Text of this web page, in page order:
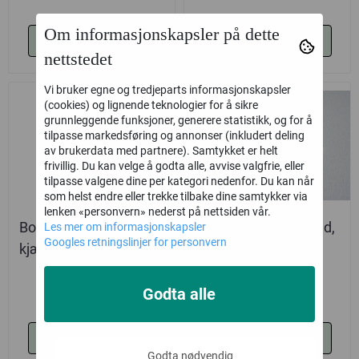
Kjøp Kjøp
Bordkort | I dag feirer vi
kjærligheten | 6,4x13 ...
Bordkort holder, rund,
Om informasjonskapsler på dette
nettstedet
Vi bruker egne og tredjeparts informasjonskapsler
(cookies) og lignende teknologier for å sikre
grunnleggende funksjoner, generere statistikk, og for å
tilpasse markedsføring og annonser (inkludert deling
av brukerdata med partnere). Samtykket er helt
frivillig. Du kan velge å godta alle, avvise valgfrie, eller
tilpasse valgene dine per kategori nedenfor. Du kan når
som helst endre eller trekke tilbake dine samtykker via
lenken «personvern» nederst på nettsiden vår.
Les mer om informasjonskapsler
Googles retningslinjer for personvern
Godta nødvendig
Godta alle